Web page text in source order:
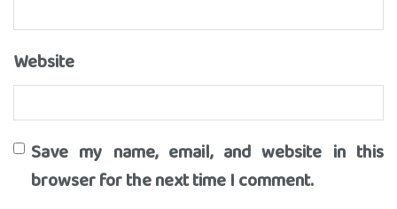
Website
Save my name, email, and website in this
browser for the next time I comment.